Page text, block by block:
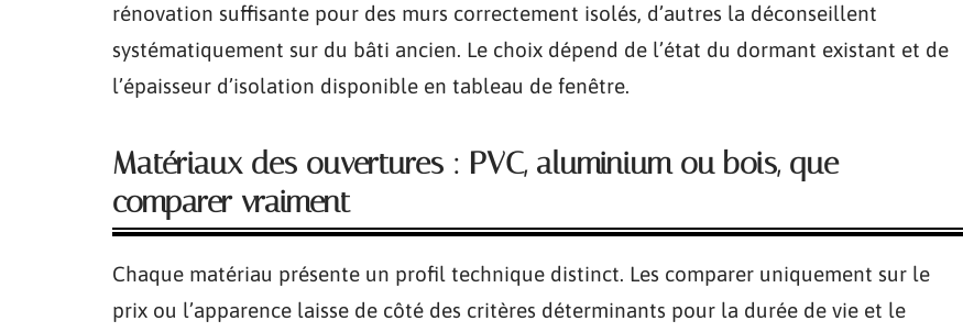
rénovation suffisante pour des murs correctement isolés, d’autres la déconseillent
systématiquement sur du bâti ancien. Le choix dépend de l’état du dormant existant et de
l’épaisseur d’isolation disponible en tableau de fenêtre.
Matériaux des ouvertures : PVC, aluminium ou bois, que
comparer vraiment
Chaque matériau présente un profil technique distinct. Les comparer uniquement sur le
prix ou l’apparence laisse de côté des critères déterminants pour la durée de vie et le